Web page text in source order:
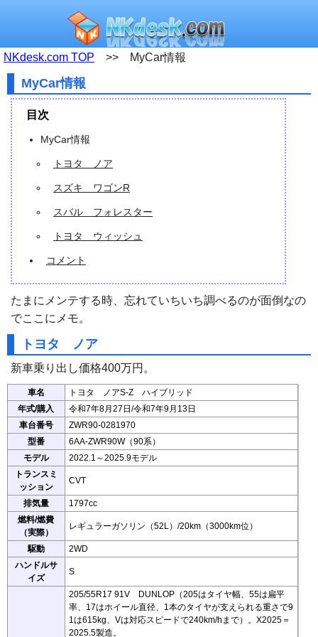
NKdesk.com TOP >> MyCar情報
MyCar情報
目次
MyCar情報
トヨタ ノア
スズキ ワゴンR
スバル フォレスター
トヨタ ウィッシュ
コメント
たまにメンテする時、忘れていちいち調べるのが面倒なの
でここにメモ。
トヨタ ノア
新車乗り出し価格400万円。
車名
トヨタ ノアS-Z ハイブリッド
年式/購入
令和7年8月27日/令和7年9月13日
車台番号
ZWR90-0281970
型番
6AA-ZWR90W（90系）
モデル
2022.1～2025.9モデル
トランスミ
ッション
CVT
排気量
1797cc
燃料/燃費
（実際）
レギュラーガソリン（52L）/20km（3000km位）
駆動
2WD
ハンドルサ
イズ
S
205/55R17 91V DUNLOP（205はタイヤ幅、55は扁平
率、17はホイール直径、1本のタイヤが支えられる重さで9
1は615kg、Vは対応スピードで240km/hまで）。X2025＝
2025.5製造。